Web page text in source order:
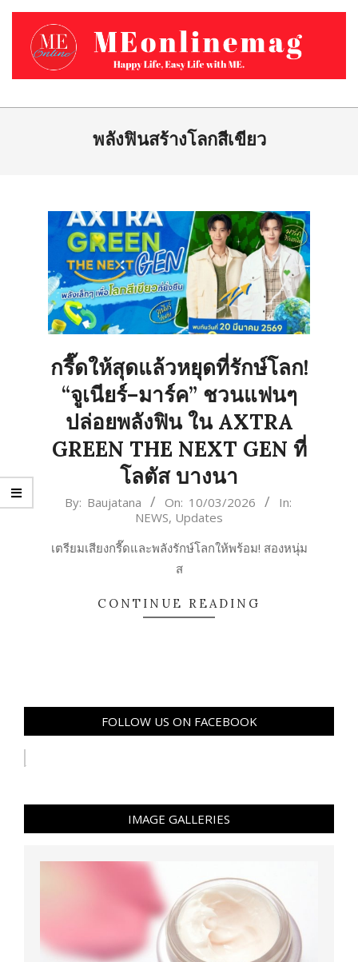
Skip
content
Primary
พลังฟินสร้างโลกสีเขียว
กรี๊ดให้สุดแล้วหยุดที่รักษ์โลก!
“จูเนียร์–มาร์ค” ชวนแฟนๆ
ปล่อยพลังฟิน ใน AXTRA
GREEN THE NEXT GEN ที่
โลตัส บางนา
2026-
10
By: Baujatana On: 10/03/2026
In:
NEWS, Updates
เตรียมเสียงกรี๊ดและพลังรักษ์โลกให้พร้อม! สองหนุ่ม
ส
CONTINUE READING
FOLLOW US ON FACEBOOK
IMAGE GALLERIES